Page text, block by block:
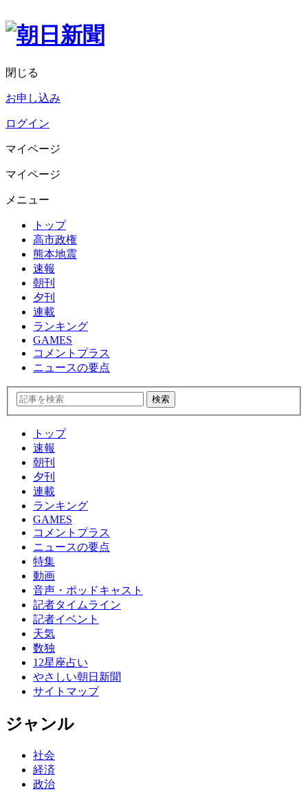
閉じる
お申し込み
ログイン
マイページ
マイページ
メニュー
トップ
高市政権
熊本地震
速報
朝刊
夕刊
連載
ランキング
GAMES
コメントプラス
ニュースの要点
トップ
速報
朝刊
夕刊
連載
ランキング
GAMES
コメントプラス
ニュースの要点
特集
動画
音声・ポッドキャスト
記者タイムライン
記者イベント
天気
数独
12星座占い
やさしい朝日新聞
サイトマップ
ジャンル
社会
経済
政治